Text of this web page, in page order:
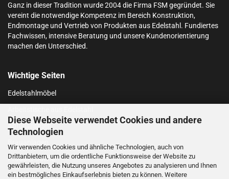
Diese Webseite verwendet Cookies und andere
Technologien
Wir verwenden Cookies und ähnliche Technologien, auch von
Drittanbietern, um die ordentliche Funktionsweise der Website zu
gewährleisten, die Nutzung unseres Angebotes zu analysieren und Ihnen
ein bestmögliches Einkaufserlebnis bieten zu können. Weitere
Ganz in dieser Tradition wurde 2004 die Firma FSM gegründet. Sie
vereint die notwendige Kompetenz im Bereich Konstruktion,
Endmontage und Vertrieb von Produkten aus Edelstahl. Fundiertes
Fachwissen, intensive Beratung und unsere Kundenorientierung
machen den Unterschied.
Wichtige Seiten
Edelstahlmöbel
Abfüllanlagen
Produkt-Suche
Login